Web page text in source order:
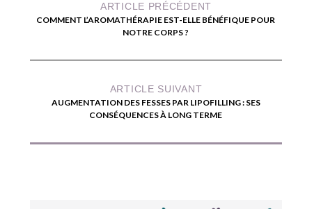
ARTICLE PRÉCÉDENT
COMMENT L’AROMATHÉRAPIE EST-ELLE BÉNÉFIQUE POUR
NOTRE CORPS ?
ARTICLE SUIVANT
AUGMENTATION DES FESSES PAR LIPOFILLING : SES
CONSÉQUENCES À LONG TERME